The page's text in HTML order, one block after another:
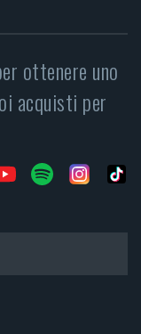
ottenere uno
acquisti per